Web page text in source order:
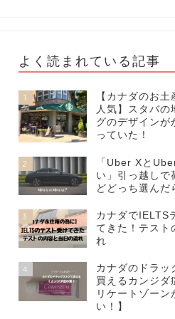
よく読まれている記事
1
【カナダのお土
人気】スタバの
グのデザインが
っていた！
2
「Uber Xと
い」引っ越しで
どどっち選んだ
3
カナダでIELTS
てきた！テスト
れ
4
カナダのドラッ
買えるカンジダ
リケートゾーン
い！】